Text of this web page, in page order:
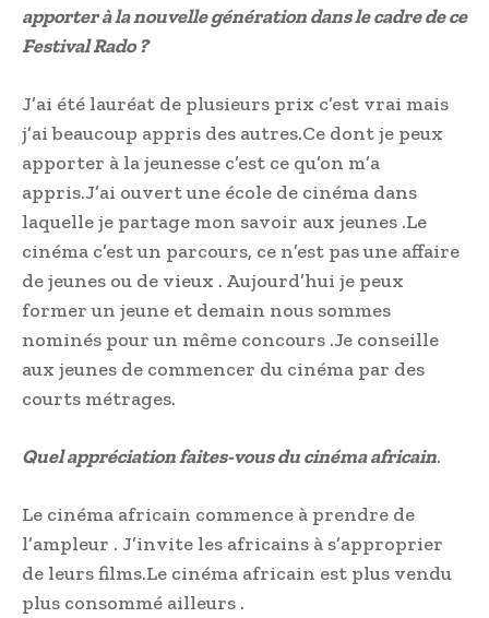
apporter à la nouvelle génération dans le cadre de ce
Festival Rado ?
J’ai été lauréat de plusieurs prix c’est vrai mais
j’ai beaucoup appris des autres.Ce dont je peux
apporter à la jeunesse c’est ce qu’on m’a
appris.J’ai ouvert une école de cinéma dans
laquelle je partage mon savoir aux jeunes .Le
cinéma c’est un parcours, ce n’est pas une affaire
de jeunes ou de vieux . Aujourd’hui je peux
former un jeune et demain nous sommes
nominés pour un même concours .Je conseille
aux jeunes de commencer du cinéma par des
courts métrages.
Quel appréciation faites-vous du cinéma africain.
Le cinéma africain commence à prendre de
l’ampleur . J’invite les africains à s’approprier
de leurs films.Le cinéma africain est plus vendu
plus consommé ailleurs .